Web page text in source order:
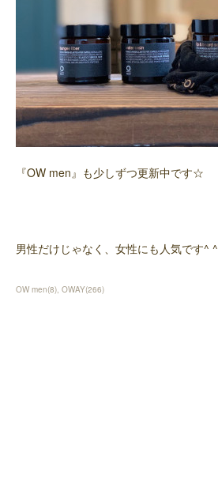
『OW men』も少しずつ更新中です☆
男性だけじゃなく、女性にも人気です^ ^
OW men(8) OWAY(266)